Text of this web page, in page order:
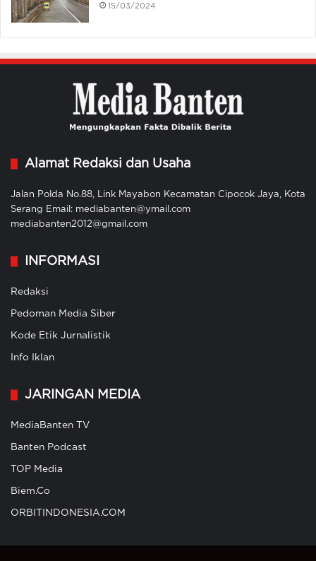
15/03/2024
Alamat Redaksi dan Usaha
Jalan Polda No.88, Link Mayabon Kecamatan Cipocok Jaya, Kota
Serang Email: mediabanten@ymail.com
mediabanten2012@gmail.com
INFORMASI
Redaksi
Pedoman Media Siber
Kode Etik Jurnalistik
Info Iklan
JARINGAN MEDIA
MediaBanten TV
Banten Podcast
TOP Media
Biem.Co
ORBITINDONESIA.COM